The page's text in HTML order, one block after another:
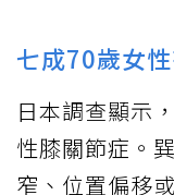
七成70歲女
日本調查顯示
性膝關節症。
窄、位置偏移